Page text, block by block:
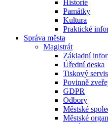
Historie
Památky
Kultura
Praktické
Správa města
Magistrát
Základní
Úřední deska
Tiskový servis
Povinně
GDPR
Odbory
Městské
Městské